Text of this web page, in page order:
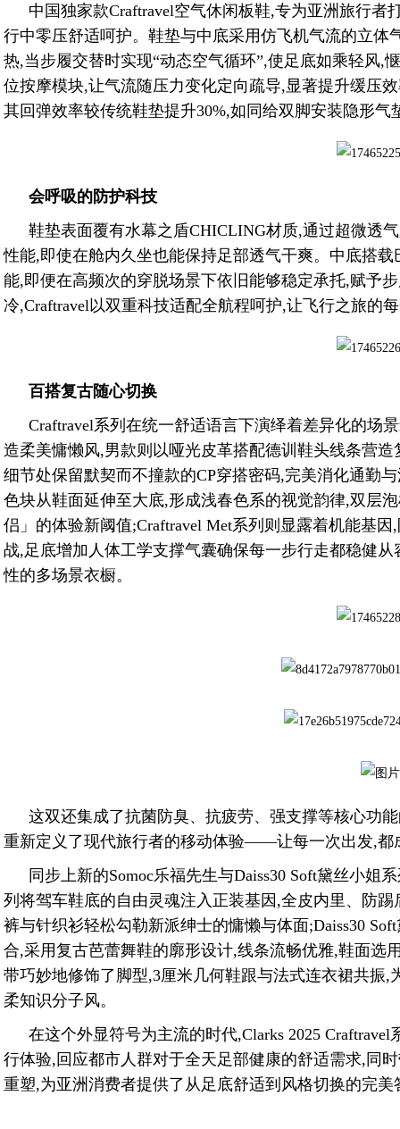
中国独家款Craftravel空气休闲板鞋,专为亚洲旅行
行中零压舒适呵护。鞋垫与中底采用仿飞机气流的立
热,当步履交替时实现“动态空气循环”,使足底如乘轻风,
位按摩模块,让气流随压力变化定向疏导,显著提升缓压
其回弹效率较传统鞋垫提升30%,如同给双脚安装隐形
会呼吸的防护科技
鞋垫表面覆有水幕之盾CHICLING材质,通过超微透
性能,即使在舱内久坐也能保持足部透气干爽。中底搭
能,即便在高频次的穿脱场景下依旧能够稳定承托,赋予
冷,Craftravel以双重科技适配全航程呵护,让飞行之旅的
百搭复古随心切换
Craftravel系列在统一舒适语言下演绎着差异化的场
造柔美慵懒风,男款则以哑光皮革搭配德训鞋头线条营
细节处保留默契而不撞款的CP穿搭密码,完美消化通勤
色块从鞋面延伸至大底,形成浅春色系的视觉韵律,双层
侣」的体验新阈值;Craftravel Met系列则显露着机能基
战,足底增加人体工学支撑气囊确保每一步行走都稳健
性的多场景衣橱。
这双还集成了抗菌防臭、抗疲劳、强支撑等核心功
重新定义了现代旅行者的移动体验——让每一次出发,都
同步上新的Somoc乐福先生与Daiss30 Soft黛丝小姐
列将驾车鞋底的自由灵魂注入正装基因,全皮内里、防
裤与针织衫轻松勾勒新派绅士的慵懒与体面;Daiss30
合,采用复古芭蕾舞鞋的廓形设计,线条流畅优雅,鞋面选
带巧妙地修饰了脚型,3厘米几何鞋跟与法式连衣裙共振
柔知识分子风。
在这个外显符号为主流的时代,Clarks 2025
行体验,回应都市人群对于全天足部健康的舒适需求,同
重塑,为亚洲消费者提供了从足底舒适到风格切换的完美